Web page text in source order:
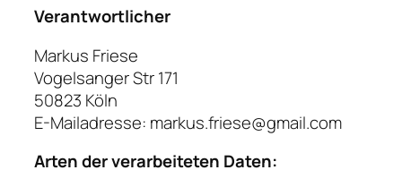
Verantwortlicher
Markus Friese
Vogelsanger Str 171
50823 Köln
E-Mailadresse: markus.friese@gmail.com
Arten der verarbeiteten Daten: